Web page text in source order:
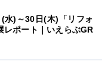
水)～30日(木)「リフォ
レポート｜いえらぶGR